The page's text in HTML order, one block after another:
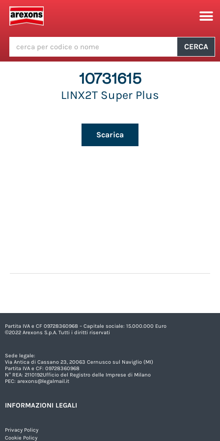
CERCA
10731615
LINX2T Super Plus
Scarica
Partita IVA e CF 09728360968 – Capitale sociale: 15.000.000 Euro
©2022 Arexons S.p.A. Tutti i diritti riservati
Sede legale:
Via Antica di Cassano 23, 20063 Cernusco sul Naviglio (MI)
Partita IVA e CF: 09728360968
N° REA: 2110192Ufficio del Registro delle Imprese di Milano
PEC: arexons@legalmail.it
INFORMAZIONI LEGALI
Privacy Policy
Cookie Policy